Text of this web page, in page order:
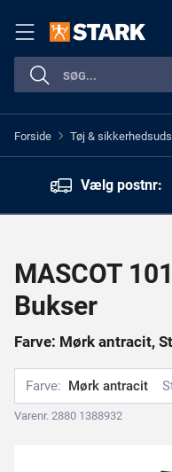
Forside > Tøj &
Vælg postnr:
MASCOT
Bukser
Farve: Mørk antracit,
Farve: Mørk antracit
Varenr. 2880 1388932